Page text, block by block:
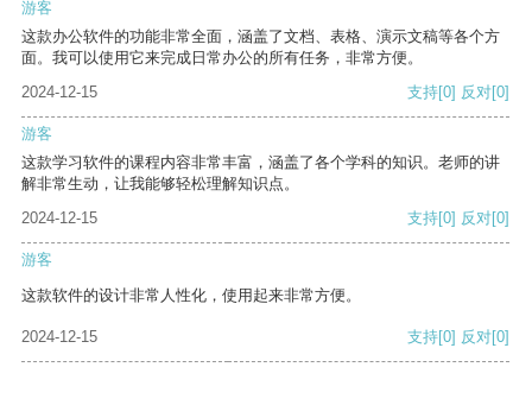
游客
这款办公软件的功能非常全面，涵盖了文档、表格、演示文稿等各个方
面。我可以使用它来完成日常办公的所有任务，非常方便。
2024-12-15
支持[0] 反对[0]
游客
这款学习软件的课程内容非常丰富，涵盖了各个学科的知识。老师的讲
解非常生动，让我能够轻松理解知识点。
2024-12-15
支持[0] 反对[0]
游客
这款软件的设计非常人性化，使用起来非常方便。
2024-12-15 支持[0] 反对[0]